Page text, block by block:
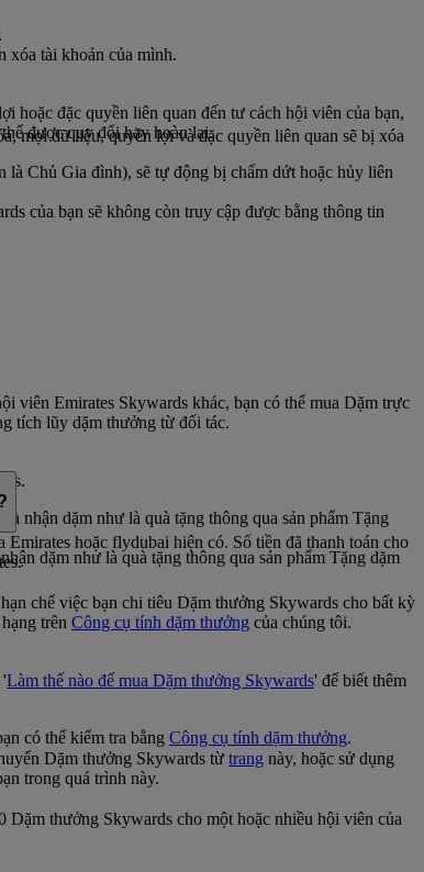
xóa tài khoản của mình.
hoặc đặc quyền liên quan đến tư cách hội viên của bạn,
được quy đổi hay hoàn lại.
Chủ Gia đình), sẽ tự động bị chấm dứt hoặc hủy liên
của bạn sẽ không còn truy cập được bằng thông tin
mọi dữ liệu, quyền lợi và đặc quyền liên quan sẽ bị xóa
viên Emirates Skywards khác, bạn có thể mua Dặm trực
tích lũy dặm thưởng từ đối tác.
nhận dặm như là quà tặng thông qua sản phẩm Tặng
dặm như là quà tặng thông qua sản phẩm Tặng dặm
hoặc flydubai hiện có. Số tiền đã thanh toán cho
chế việc bạn chi tiêu Dặm thưởng Skywards cho bất kỳ
trên Công cụ tính dặm thưởng của chúng tôi.
'Làm thế nào để mua Dặm thưởng Skywards' để biết thêm
có thể kiểm tra bằng Công cụ tính dặm thưởng.
Dặm thưởng Skywards từ trang này, hoặc sử dụng
trong quá trình này.
Dặm thưởng Skywards cho một hoặc nhiều hội viên của